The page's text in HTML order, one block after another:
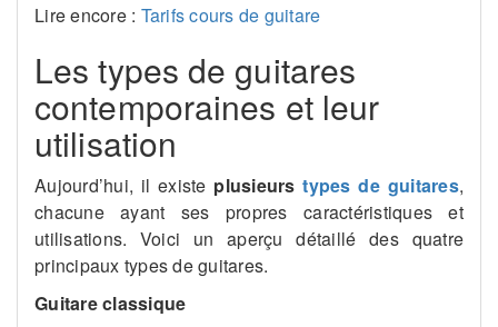
Lire encore : Tarifs cours de guitare
Les types de guitares
contemporaines et leur
utilisation
Aujourd’hui, il existe plusieurstypes de guitares,
chacune ayant ses propres caractéristiques et
utilisations. Voici un aperçu détaillé des quatre
principaux types de guitares.
Guitare classique